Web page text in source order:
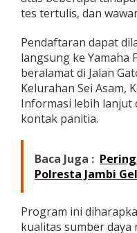
tes tertulis, dan
Pendaftaran dapat
langsung ke Yamaha
beralamat di Jalan
Kelurahan Sei Asam,
Informasi lebih lanjut
kontak panitia.
Baca Juga :
Polresta Jambi
Program ini
kualitas sumber